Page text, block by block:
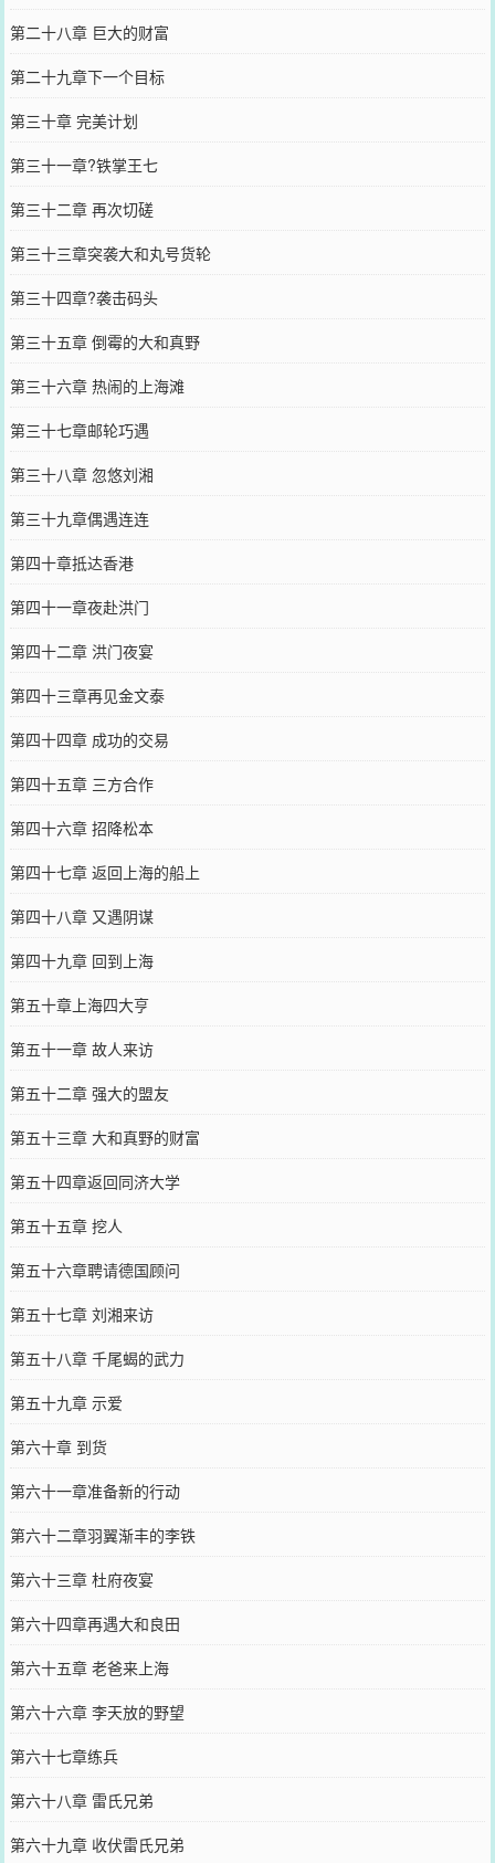
第二十八章 巨大的财富
第二十九章下一个目标
第三十章 完美计划
第三十一章?铁掌王七
第三十二章 再次切磋
第三十三章突袭大和丸号货轮
第三十四章?袭击码头
第三十五章 倒霉的大和真野
第三十六章 热闹的上海滩
第三十七章邮轮巧遇
第三十八章 忽悠刘湘
第三十九章偶遇连连
第四十章抵达香港
第四十一章夜赴洪门
第四十二章 洪门夜宴
第四十三章再见金文泰
第四十四章 成功的交易
第四十五章 三方合作
第四十六章 招降松本
第四十七章 返回上海的船上
第四十八章 又遇阴谋
第四十九章 回到上海
第五十章上海四大亨
第五十一章 故人来访
第五十二章 强大的盟友
第五十三章 大和真野的财富
第五十四章返回同济大学
第五十五章 挖人
第五十六章聘请德国顾问
第五十七章 刘湘来访
第五十八章 千尾蝎的武力
第五十九章 示爱
第六十章 到货
第六十一章准备新的行动
第六十二章羽翼渐丰的李铁
第六十三章 杜府夜宴
第六十四章再遇大和良田
第六十五章 老爸来上海
第六十六章 李天放的野望
第六十七章练兵
第六十八章 雷氏兄弟
第六十九章 收伏雷氏兄弟